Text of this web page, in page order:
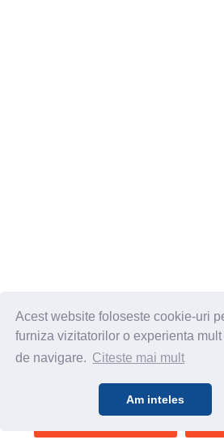
Acest website foloseste cookie-uri
furniza vizitatorilor o experienta
de navigare. Citeste mai mult
Am inteles
SALVEAZA